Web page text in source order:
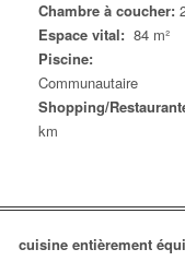
Chambre à coucher:
Espace vital: 84 m²
Piscine:
Communautaire
Shopping/
km
cuisine entièrement